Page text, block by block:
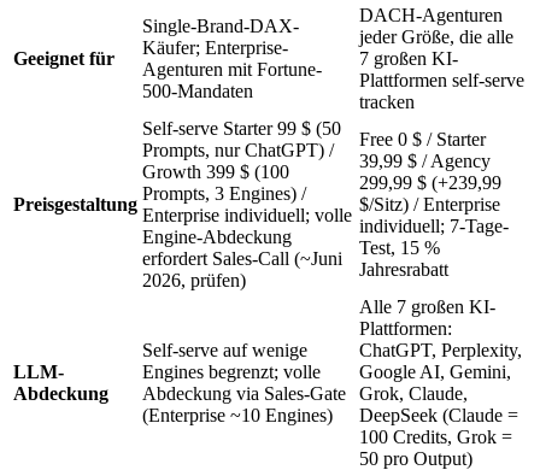
Geeignet für
Single-Brand-DAX-
Käufer; Enterprise-
Agenturen mit Fortune-
500-Mandaten
DACH-Agenturen
jeder Größe, die alle
7 großen KI-
Plattformen self-serve
tracken
Preisgestaltung
Self-serve Starter 99 $ (50
Prompts, nur ChatGPT) /
Growth 399 $ (100
Prompts, 3 Engines) /
Enterprise individuell; volle
Engine-Abdeckung
erfordert Sales-Call (~Juni
2026, prüfen)
Free 0 $ / Starter
39,99 $ / Agency
299,99 $ (+239,99
$/Sitz) / Enterprise
individuell; 7-Tage-
Test, 15 %
Jahresrabatt
LLM-
Abdeckung
Self-serve auf wenige
Engines begrenzt; volle
Abdeckung via Sales-Gate
(Enterprise ~10 Engines)
Alle 7 großen KI-
Plattformen:
ChatGPT, Perplexity,
Google AI, Gemini,
Grok, Claude,
DeepSeek (Claude =
100 Credits, Grok =
50 pro Output)